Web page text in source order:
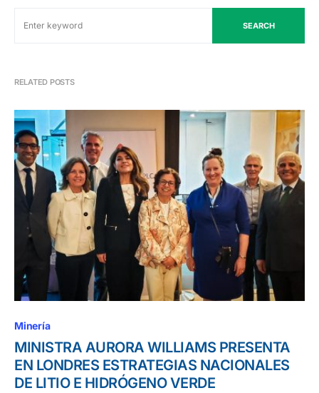
SEARCH
RELATED POSTS
Minería
MINISTRA AURORA WILLIAMS PRESENTA
EN LONDRES ESTRATEGIAS NACIONALES
DE LITIO E HIDRÓGENO VERDE